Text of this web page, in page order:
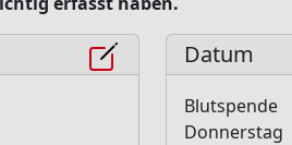
Datum
Blutspende
Donnerstag